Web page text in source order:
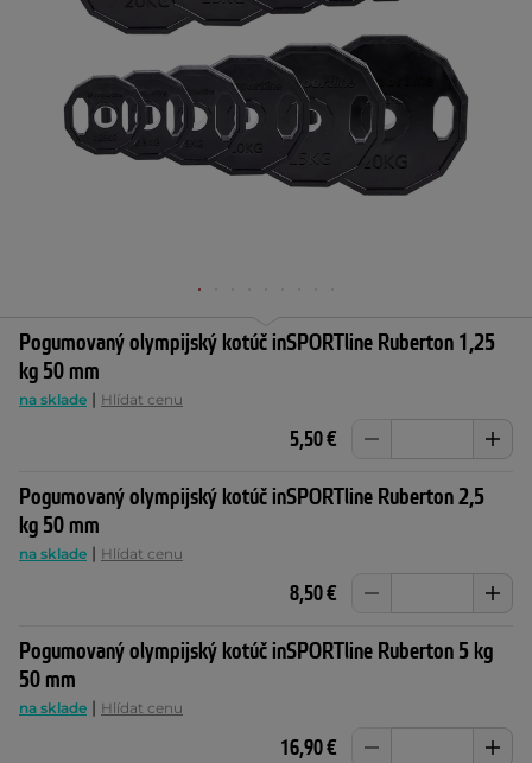
Pogumovaný olympijský kotúč inSPORTline Ruberton 1,25
kg 50 mm
na sklade | Hlídat cenu
5,50 €
Pogumovaný olympijský kotúč inSPORTline Ruberton 2,5
kg 50 mm
na sklade | Hlídat cenu
8,50 €
Pogumovaný olympijský kotúč inSPORTline Ruberton 5 kg
50 mm
na sklade | Hlídat cenu
16,90 €